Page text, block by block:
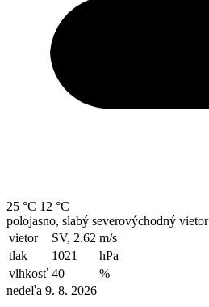
25 °C 12 °C
polojasno, slabý severovýchodný vietor
vietor
SV, 2.62 m/s
tlak
1021
hPa
vlhkosť 40
%
nedeľa 9. 8. 2026